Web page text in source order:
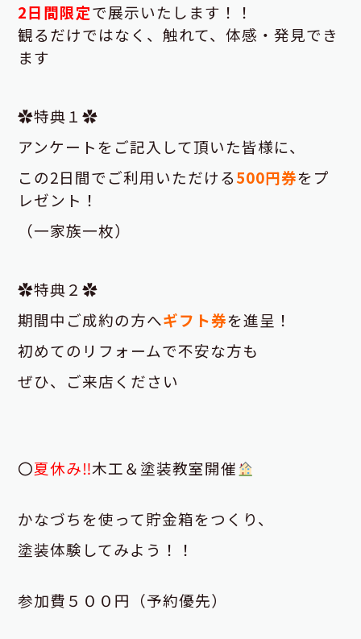
2日間限定で展示いたします！！
観るだけではなく、触れて、体感・発見でき
ます
✿特典１✿
アンケートをご記入して頂いた皆様に、
この2日間でご利用いただける500円券をプ
レゼント！
（一家族一枚）
✿特典２✿
期間中ご成約の方へギフト券を進呈！
初めてのリフォームで不安な方も
ぜひ、ご来店ください
〇夏休み‼木工＆塗装教室開催
かなづちを使って貯金箱をつくり、
塗装体験してみよう！！
参加費５００円（予約優先）